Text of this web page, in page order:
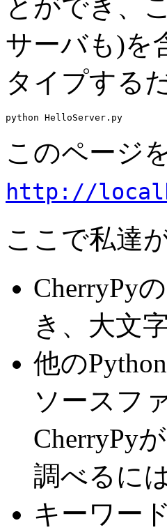
とができ、
サーバも)を
タイプする
このページ
http://
ここで私達
CherryPy
き、大文
他の
ソースフ
CherryPy
調べるに
キーワード